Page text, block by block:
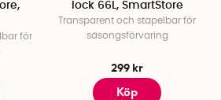
för
lock 66L, SmartStore
Transparent och stapelbar för
säsongsförvaring
299 kr
Köp